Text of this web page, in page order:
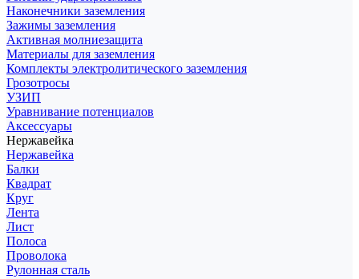
Наконечники заземления
Зажимы заземления
Активная молниезащита
Материалы для заземления
Комплекты электролитического заземления
Грозотросы
УЗИП
Уравнивание потенциалов
Аксессуары
Нержавейка
Нержавейка
Балки
Квадрат
Круг
Лента
Лист
Полоса
Проволока
Рулонная сталь